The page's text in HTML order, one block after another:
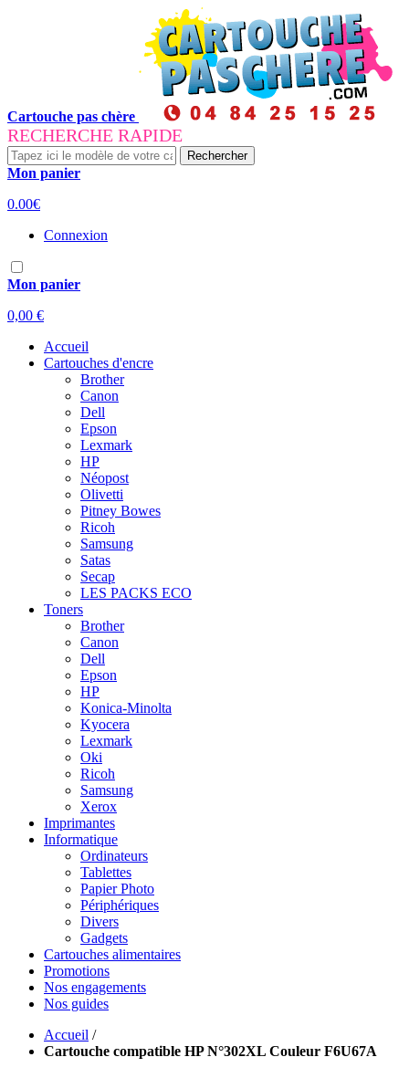
Cartouche pas chère
RECHERCHE RAPIDE
Rechercher
Mon panier
0.00€
Connexion
Mon panier
0,00 €
Accueil
Cartouches d'encre
Brother
Canon
Dell
Epson
Lexmark
HP
Néopost
Olivetti
Pitney Bowes
Ricoh
Samsung
Satas
Secap
LES PACKS ECO
Toners
Brother
Canon
Dell
Epson
HP
Konica-Minolta
Kyocera
Lexmark
Oki
Ricoh
Samsung
Xerox
Imprimantes
Informatique
Ordinateurs
Tablettes
Papier Photo
Périphériques
Divers
Gadgets
Cartouches alimentaires
Promotions
Nos engagements
Nos guides
Accueil /
Cartouche compatible HP N°302XL Couleur F6U67A